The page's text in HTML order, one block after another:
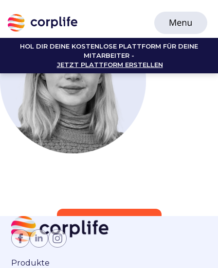
HOL DIR DEINE KOSTENLOSE PLATTFORM FÜR DEINE
MITARBEITER -
JETZT PLATTFORM ERSTELLEN
Jetzt Mitglied werden
Produkte